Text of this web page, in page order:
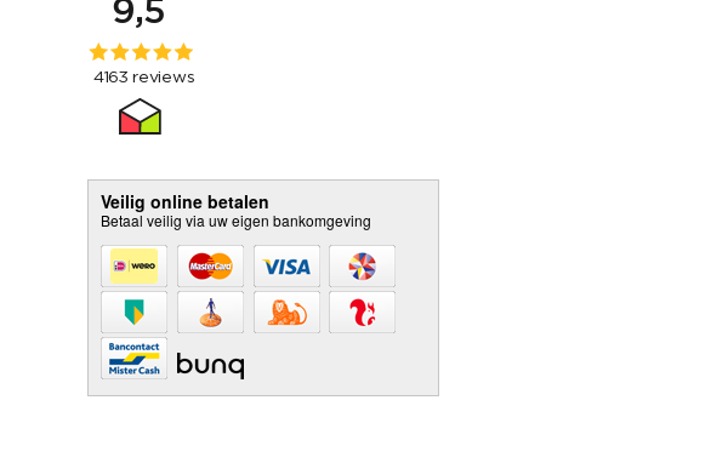
Veilig online betalen
Betaal veilig via uw eigen bankomgeving